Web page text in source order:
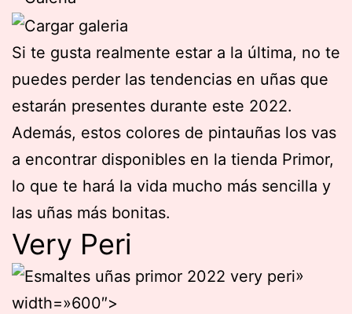
Si te gusta realmente estar a la última, no te
puedes perder las tendencias en uñas que
estarán presentes durante este 2022.
Además, estos colores de pintauñas los vas
a encontrar disponibles en la tienda Primor,
lo que te hará la vida mucho más sencilla y
las uñas más bonitas.
Very Peri
»
width=»600″>